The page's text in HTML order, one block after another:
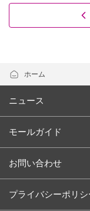
ホーム
ニュース
モールガイド
お問い合わせ
プライバシーポリシ